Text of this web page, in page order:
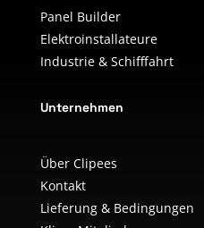
Panel Builder
Elektroinstallateure
Industrie & Schifffahrt
Unternehmen
Über Clipees
Kontakt
Lieferung & Bedingungen